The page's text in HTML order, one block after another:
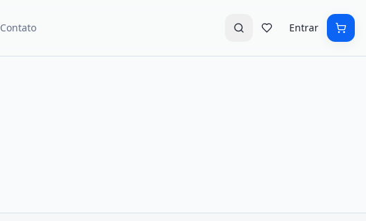
Contato Entrar